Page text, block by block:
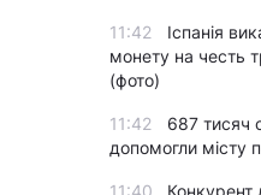
11:42
Іспанія
монету на честь
(фото)
11:42
687 тисяч
допомогли місту
11:40
Конкурент